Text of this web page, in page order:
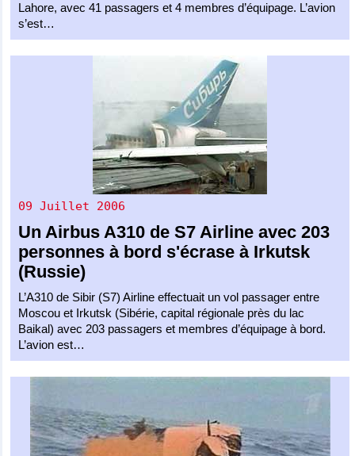
Lahore, avec 41 passagers et 4 membres d’équipage. L’avion
s’est…
09 Juillet 2006
UnAirbus A310 deS7 Airline avec 203
personnes à bord s'écrase à Irkutsk
(Russie)
L’A310 de Sibir (S7) Airline effectuait un vol passager entre
Moscou et Irkutsk (Sibérie, capital régionale près du lac
Baikal) avec 203 passagers et membres d’équipage à bord.
L’avion est…